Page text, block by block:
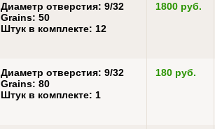
Диаметр отверстия: 9/32
Grains: 50
Штук в комплекте: 12
1800 руб.
Диаметр отверстия: 9/32
Grains: 80
Штук в комплекте: 1
180 руб.